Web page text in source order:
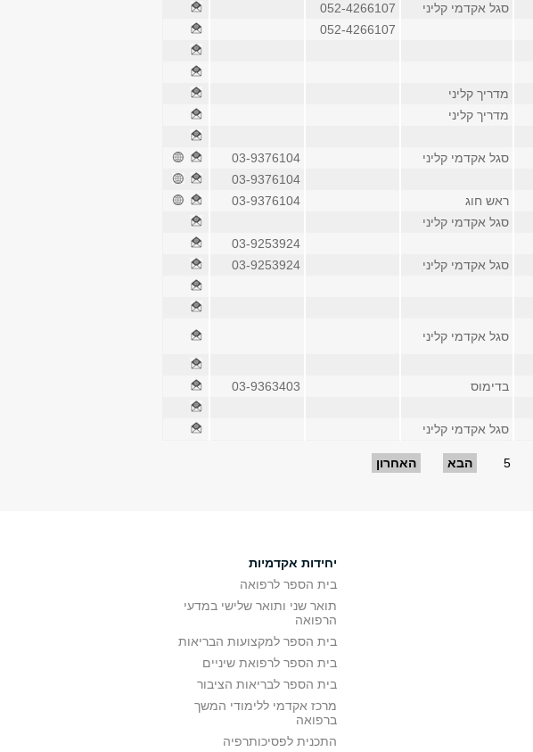
סגל אקדמי קליני
052-4266107
052-4266107
מדריך קליני
מדריך קליני
סגל אקדמי קליני
03-9376104
03-9376104
ראש חוג
03-9376104
סגל אקדמי קליני
03-9253924
סגל אקדמי קליני
03-9253924
סגל אקדמי קליני
בדימוס
03-9363403
סגל אקדמי קליני
5 הבא האחרון
יחידות אקדמיות
בית הספר לרפואה
תואר שני ותואר שלישי במדעי
הרפואה
בית הספר למקצועות הבריאות
בית הספר לרפואת שיניים
בית הספר לבריאות הציבור
מרכז אקדמי ללימודי המשך
ברפואה
התכנית לפסיכותרפיה